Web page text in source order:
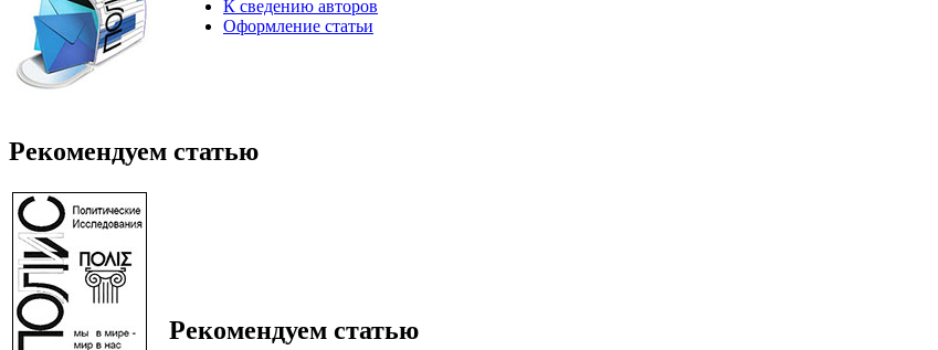
К сведению авторов
Оформление статьи
Рекомендуем статью
Рекомендуем статью